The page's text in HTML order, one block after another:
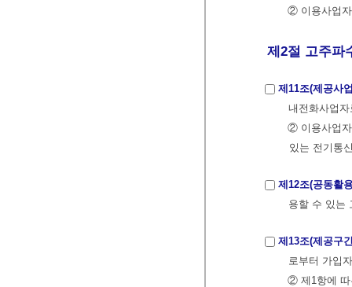
② 이용사업자
제2절 고주파
제11조(제공사
내전화사업
② 이용사업자
있는 전기통
제12조(공동활
용할 수 있는
제13조(제공구
로부터 가입
② 제1항에 따